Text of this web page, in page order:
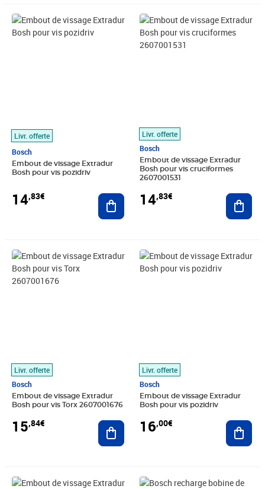
Livr. offerte
Bosch
Embout de vissage Extradur
Bosh pour vis pozidriv
14,83€
Prix 14,83€
Ajouter au panier
Livr. offerte
Bosch
Embout de vissage Extradur
Bosh pour vis cruciformes
2607001531
14,83€
Prix 14,83€
Livr. offerte
Bosch
Embout de vissage Extradur
Bosh pour vis Torx 2607001676
15,84€
Prix 15,84€
Ajouter au panier
Livr. offerte
Bosch
Embout de vissage Extradur
Bosh pour vis pozidriv
16,00€
Prix 16,00€
Prix 17,21€ Prix 17,65€